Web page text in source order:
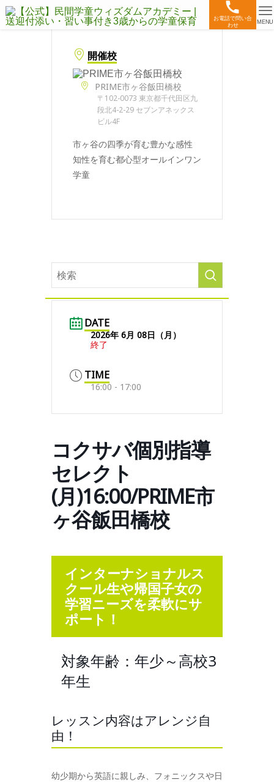
お電話で問い合
わせ
MENU
開催校
PRIME市ヶ谷飯田橋校
〒102-0073 東京都千代田区九
段北4-2-29 セブンアネックス
ビル4F
市ヶ谷の四季が育む豊かな感性
知性を育む都心型オールインワン
学童
DATE
2026年 6月 08日（月）
終了
TIME
16:00 - 17:00
コクサバ個別指導
セレクト
(月)16:00/PRIME市
ヶ谷飯田橋校
インターナショナルス
クール生や帰国子女の
学習ニーズを柔軟にサ
ポート！
対象年齢：年少～高校3
年生
レッスン内容はアレンジ自
由！
幼少期から英語に親しみ、フォニックスや日